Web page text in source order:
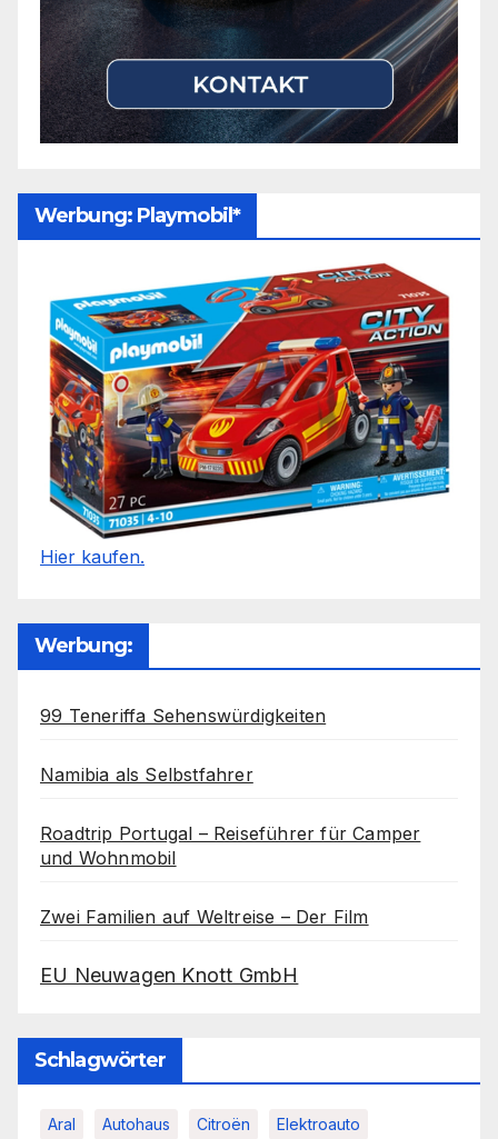
Werbung: Playmobil*
Hier kaufen.
Werbung:
99 Teneriffa Sehenswürdigkeiten
Namibia als Selbstfahrer
Roadtrip Portugal – Reiseführer für Camper
und Wohnmobil
Zwei Familien auf Weltreise – Der Film
EU Neuwagen Knott GmbH
Schlagwörter
Aral Autohaus Citroën Elektroauto